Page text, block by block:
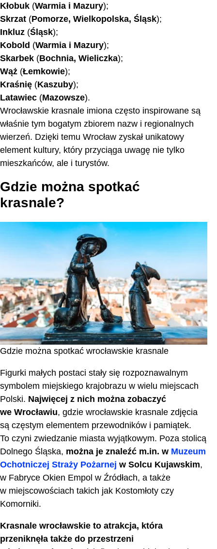
Kłobuk (Warmia i Mazury);
Skrzat (Pomorze, Wielkopolska, Śląsk);
Inkluz (Śląsk);
Kobold (Warmia i Mazury);
Skarbek (Bochnia, Wieliczka);
Wąż (Łemkowie);
Kraśnię (Kaszuby);
Latawiec (Mazowsze).
Wrocławskie krasnale imiona często inspirowane są
właśnie tym bogatym zbiorem nazw i regionalnych
wierzeń. Dzięki temu Wrocław zyskał unikatowy
element kultury, który przyciąga uwagę nie tylko
mieszkańców, ale i turystów.
Gdzie można spotkać
krasnale?
Gdzie można spotkać wrocławskie krasnale
Figurki małych postaci stały się rozpoznawalnym
symbolem miejskiego krajobrazu w wielu miejscach
Polski. Najwięcej z nich można zobaczyć
we Wrocławiu, gdzie wrocławskie krasnale zdjęcia
są częstym elementem przewodników i pamiątek.
To czyni zwiedzanie miasta wyjątkowym. Poza stolicą
Dolnego Śląska, można je znaleźć m.in. w Muzeum
Ochotniczej Straży Pożarnej w Solcu Kujawskim,
w Fabryce Okien Empol w Źródłach, a także
w miejscowościach takich jak Kostomłoty czy
Komorniki.
Krasnale wrocławskie to atrakcja, która
przeniknęła także do przestrzeni